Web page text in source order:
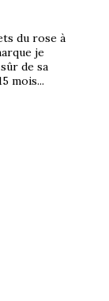
du rose à
je
de sa
mois...